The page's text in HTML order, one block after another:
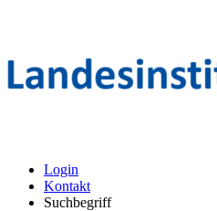
Login
Kontakt
Suchbegriff